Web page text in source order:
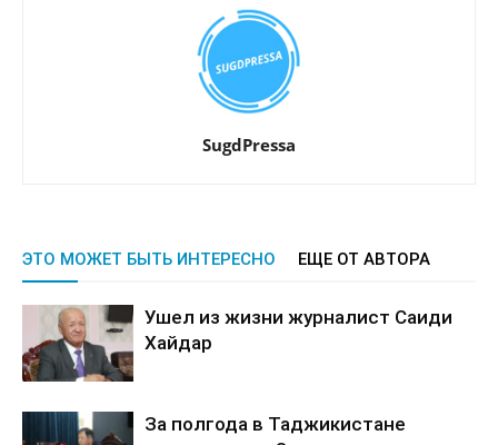
SugdPressa
ЭТО МОЖЕТ БЫТЬ ИНТЕРЕСНО ЕЩЕ ОТ АВТОРА
Ушел из жизни журналист Саиди
Хайдар
За полгода в Таджикистане